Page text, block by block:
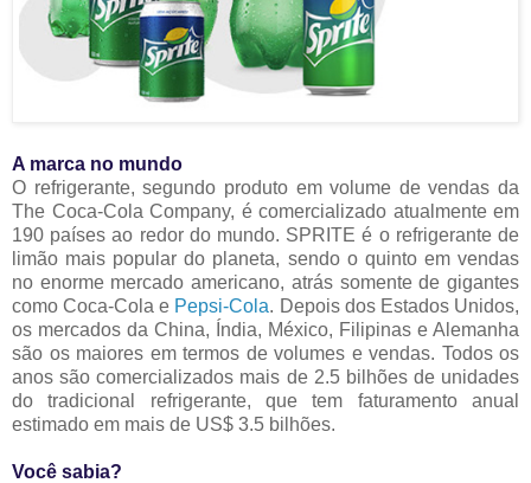
A marca no mundo
O refrigerante, segundo produto em volume de vendas da
The Coca-Cola Company, é comercializado atualmente em
190 países ao redor do mundo. SPRITE é o refrigerante de
limão mais popular do planeta, sendo o quinto em vendas
no enorme mercado americano, atrás somente de gigantes
como Coca-Cola e Pepsi-Cola. Depois dos Estados Unidos,
os mercados da China, Índia, México, Filipinas e Alemanha
são os maiores em termos de volumes e vendas. Todos os
anos são comercializados mais de 2.5 bilhões de unidades
do tradicional refrigerante, que tem faturamento anual
estimado em mais de US$ 3.5 bilhões.
Você sabia?